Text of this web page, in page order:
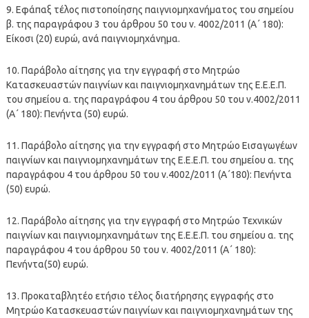
9. Εφάπαξ τέλος πιστοποίησης παιγνιομηχανήματος του σημείου
β. της παραγράφου 3 του άρθρου 50 του ν. 4002/2011 (Α΄ 180):
Είκοσι (20) ευρώ, ανά παιγνιομηχάνημα.
10. Παράβολο αίτησης για την εγγραφή στο Μητρώο
Κατασκευαστών παιγνίων και παιγνιομηχανημάτων της Ε.Ε.Ε.Π.
του σημείου α. της παραγράφου 4 του άρθρου 50 του ν.4002/2011
(Α΄ 180): Πενήντα (50) ευρώ.
11. Παράβολο αίτησης για την εγγραφή στο Μητρώο Εισαγωγέων
παιγνίων και παιγνιομηχανημάτων της Ε.Ε.Ε.Π. του σημείου α. της
παραγράφου 4 του άρθρου 50 του ν.4002/2011 (Α΄180): Πενήντα
(50) ευρώ.
12. Παράβολο αίτησης για την εγγραφή στο Μητρώο Τεχνικών
παιγνίων και παιγνιομηχανημάτων της Ε.Ε.Ε.Π. του σημείου α. της
παραγράφου 4 του άρθρου 50 του ν. 4002/2011 (Α΄ 180):
Πενήντα(50) ευρώ.
13. Προκαταβλητέο ετήσιο τέλος διατήρησης εγγραφής στο
Μητρώο Κατασκευαστών παιγνίων και παιγνιομηχανημάτων της